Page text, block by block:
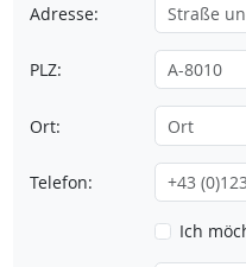
Adresse:
PLZ:
Ort:
Telefon:
Ich